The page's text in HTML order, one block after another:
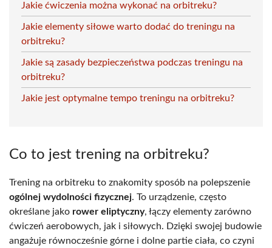
Jakie ćwiczenia można wykonać na orbitreku?
Jakie elementy siłowe warto dodać do treningu na
orbitreku?
Jakie są zasady bezpieczeństwa podczas treningu na
orbitreku?
Jakie jest optymalne tempo treningu na orbitreku?
Co to jest trening na orbitreku?
Trening na orbitreku to znakomity sposób na polepszenie
ogólnej wydolności fizycznej. To urządzenie, często
określane jako rower eliptyczny, łączy elementy zarówno
ćwiczeń aerobowych, jak i siłowych. Dzięki swojej budowie
angażuje równocześnie górne i dolne partie ciała, co czyni